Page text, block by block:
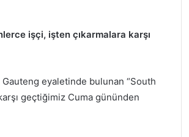
işçi, işten çıkarmalara karşı
Gauteng eyaletinde bulunan “South
geçtiğimiz Cuma gününden